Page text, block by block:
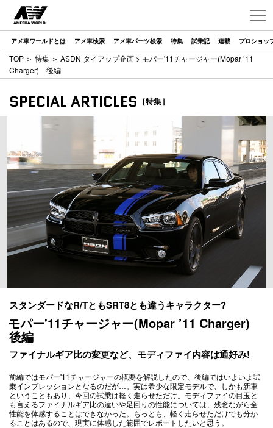
アメ車ワールドとは アメ車検索 アメ車パーツ検索 特集 試乗記 連載 プロショッ
TOP ＞ 特集 ＞ ASDN タイアップ企画 > モパー'11チャージャー(Mopar ’11
Charger) 後編
SPECIAL ARTICLES ［特集］
スタンダードなR/TともSRT8とも違うキャラクター?
モパー'11チャージャー(Mopar ’11 Charger)
後編
ファイナルギア比の変更など、モディファイ内容は通好み!
前編ではモパー'11チャージャーの概要を解説したので、後編ではいよいよ試
乗インプレッションとなるのだが…。実は希少な限定モデルで、しかも新車
ということもあり、今回の試乗は軽く走らせただけ。モディファイの目玉と
も言えるファイナルギア比の違いや足回りの性能については、残念ながら全
性能を体感することはできなかった。もっとも、軽く走らせただけでも分か
ることはあるので、現実に体感した範囲でレポートしたいと思う。